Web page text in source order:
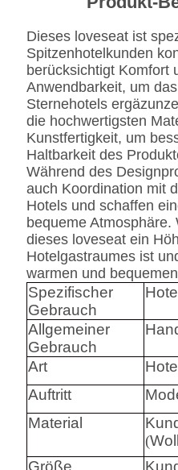
Dieses loveseat ist
Spitzenhotelkunden
berücksichtigt Komfort
Anwendbarkeit, um
Sternehotels
die hochwertigsten
Kunstfertigkeit, um
Haltbarkeit des
Während des
auch Koordination mit
Hotels und schaffen
bequeme Atmosphäre.
dieses loveseat ein
Hotelgastraumes ist
warmen und
Spezifischer
Gebrauch
Allgemeiner
Gebrauch
Art
Auftritt
Material
(
Größe